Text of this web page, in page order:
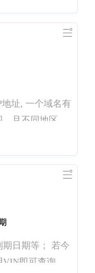
、电话营销等
址, 一个域名有
且不同地区访
询及批量查询
日期等； 若今
VIN即可查询